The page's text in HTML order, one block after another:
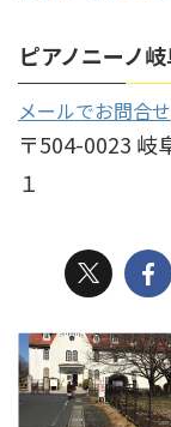
ピアノニーノ
メールでお問合せ
〒504-0023 岐
１